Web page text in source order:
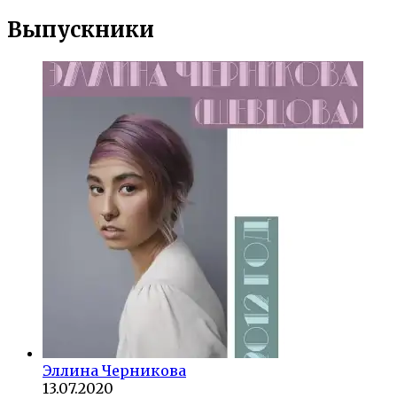
Выпускники
Эллина Черникова
13.07.2020